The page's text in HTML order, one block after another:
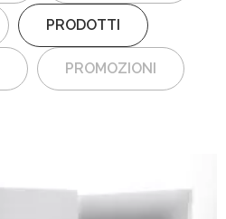
PRODOTTI
PROMOZIONI